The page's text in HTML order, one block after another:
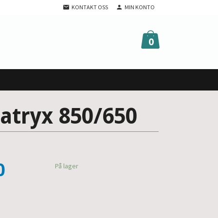
KONTAKT OSS MIN KONTO
0
850/650
På lager